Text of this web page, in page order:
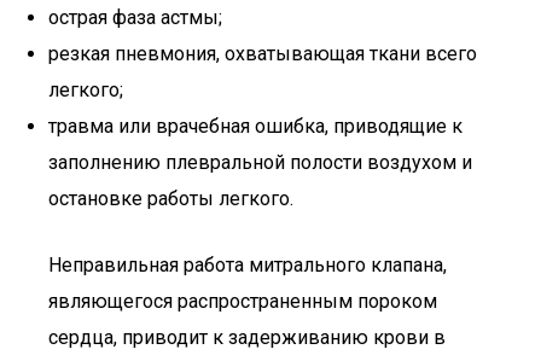
острая фаза астмы;
резкая пневмония, охватывающая ткани всего
легкого;
травма или врачебная ошибка, приводящие к
заполнению плевральной полости воздухом и
остановке работы легкого.
Неправильная работа митрального клапана,
являющегося распространенным пороком
сердца, приводит к задерживанию крови в